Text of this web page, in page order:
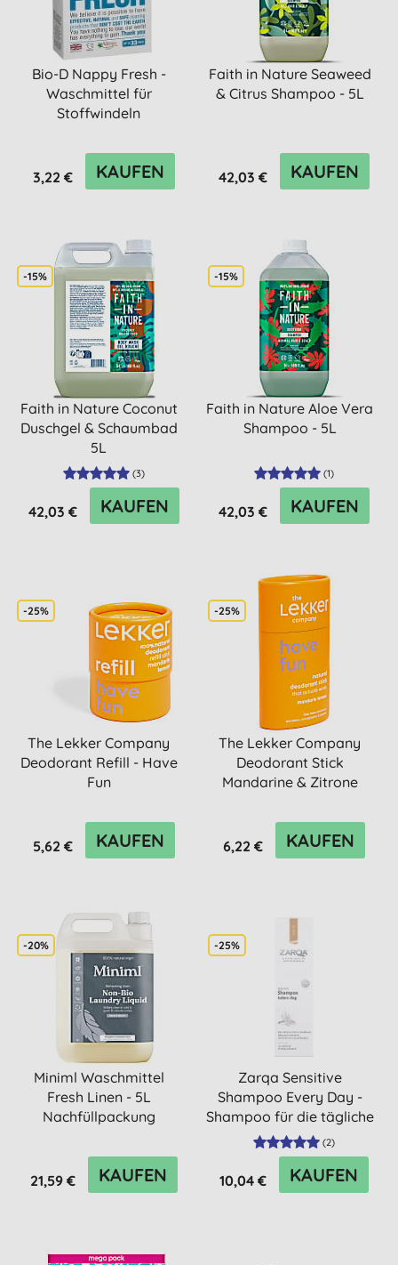
Bio-D Nappy Fresh -
Waschmittel für
Stoffwindeln
3,22 € KAUFEN
Faith in Nature Seaweed
& Citrus Shampoo - 5L
42,03 € KAUFEN
-15%
Faith in Nature Coconut
Duschgel & Schaumbad
5L
(3)
42,03 € KAUFEN
-15%
Faith in Nature Aloe Vera
Shampoo - 5L
(1)
42,03 € KAUFEN
-25%
The Lekker Company
Deodorant Refill - Have
Fun
5,62 € KAUFEN
-25%
The Lekker Company
Deodorant Stick
Mandarine & Zitrone
6,22 € KAUFEN
-20%
Miniml Waschmittel
Fresh Linen - 5L
Nachfüllpackung
21,59 € KAUFEN
-25%
Zarqa Sensitive
Shampoo Every Day -
Shampoo für die tägliche
Anwend... (2)
10,04 € KAUFEN